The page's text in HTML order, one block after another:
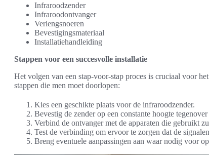
Infraroodzender
Infraroodontvanger
Verlengsnoeren
Bevestigingsmateriaal
Installatiehandleiding
Stappen voor een succesvolle installatie
Het volgen van een stap-voor-stap proces is cruciaal voor
stappen die men moet doorlopen:
Kies een geschikte plaats voor de infraroodzender.
Bevestig de zender op een constante hoogte tegenover
Verbind de ontvanger met de apparaten die gebruikt
Test de verbinding om ervoor te zorgen dat de
Breng eventuele aanpassingen aan waar nodig voor